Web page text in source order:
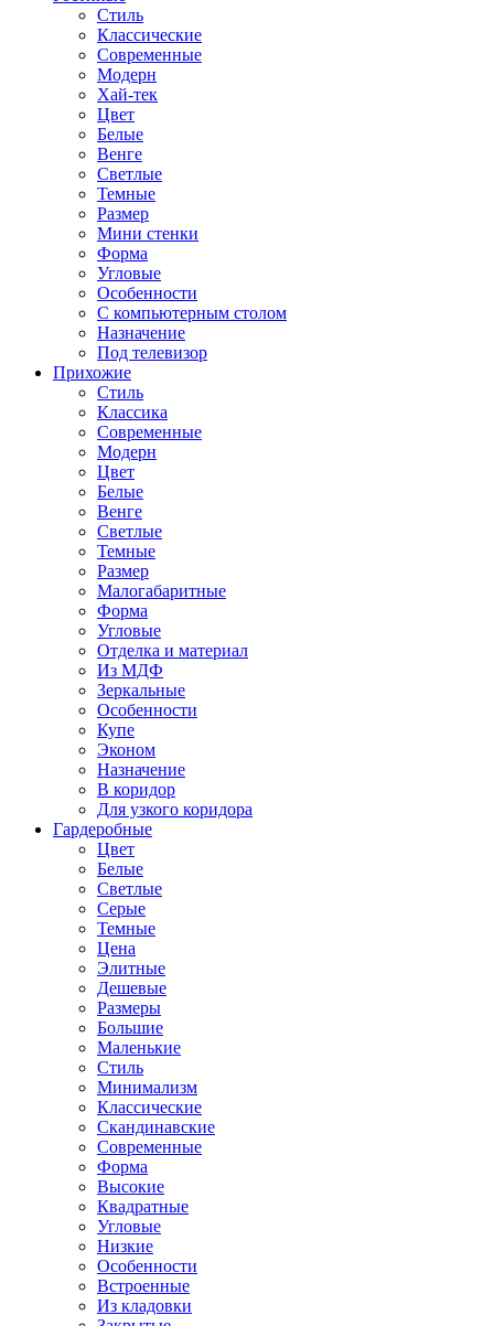
Стиль
Классические
Современные
Модерн
Хай-тек
Цвет
Белые
Венге
Светлые
Темные
Размер
Мини стенки
Форма
Угловые
Особенности
С компьютерным столом
Назначение
Под телевизор
Прихожие
Стиль
Классика
Современные
Модерн
Цвет
Белые
Венге
Светлые
Темные
Размер
Малогабаритные
Форма
Угловые
Отделка и материал
Из МДФ
Зеркальные
Особенности
Купе
Эконом
Назначение
В коридор
Для узкого коридора
Гардеробные
Цвет
Белые
Светлые
Серые
Темные
Цена
Элитные
Дешевые
Размеры
Большие
Маленькие
Стиль
Минимализм
Классические
Скандинавские
Современные
Форма
Высокие
Квадратные
Угловые
Низкие
Особенности
Встроенные
Из кладовки